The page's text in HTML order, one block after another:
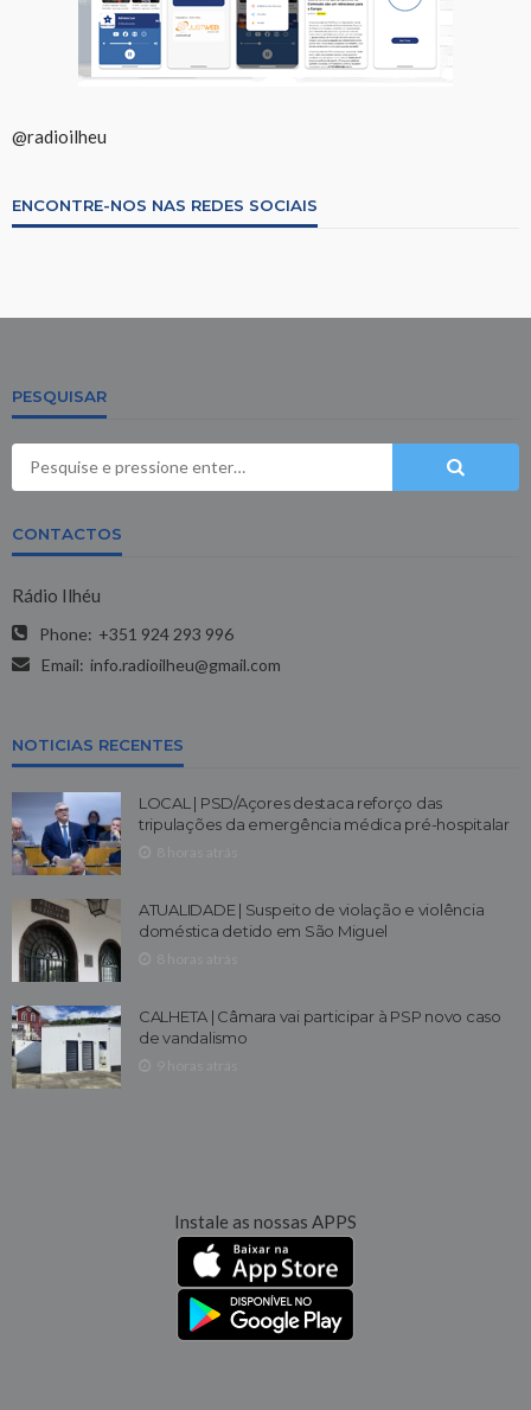
@radioilheu
ENCONTRE-NOS NAS REDES SOCIAIS
PESQUISAR
CONTACTOS
Rádio Ilhéu
Phone: +351 924 293 996
Email: info.radioilheu@gmail.com
NOTICIAS RECENTES
LOCAL | PSD/Açores destaca reforço das
tripulações da emergência médica pré-hospitalar
ATUALIDADE | Suspeito de violação e violência
doméstica detido em São Miguel
CALHETA | Câmara vai participar à PSP novo caso
de vandalismo
Instale as nossas APPS